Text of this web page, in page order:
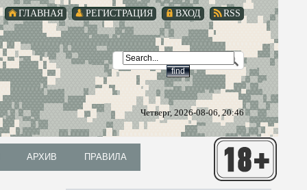
RSS
ВХОД
РЕГИСТРАЦИЯ
ГЛАВНАЯ
Четверг, 2026-08-06, 20:46
АРХИВ ПРАВИЛА